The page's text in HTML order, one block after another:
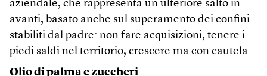
aziendale, che rappresenta un ulteriore salto in
avanti, basato anche sul superamento dei confini
stabiliti dal padre: non fare acquisizioni, tenere i
piedi saldi nel territorio, crescere ma con cautela.
Olio di palma e zuccheri